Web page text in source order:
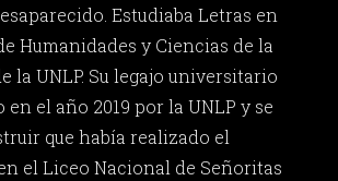
Estudiaba Letras en
Humanidades y Ciencias de la
la UNLP. Su legajo universitario
en el año 2019 por la UNLP y se
que había realizado el
el Liceo Nacional de Señoritas